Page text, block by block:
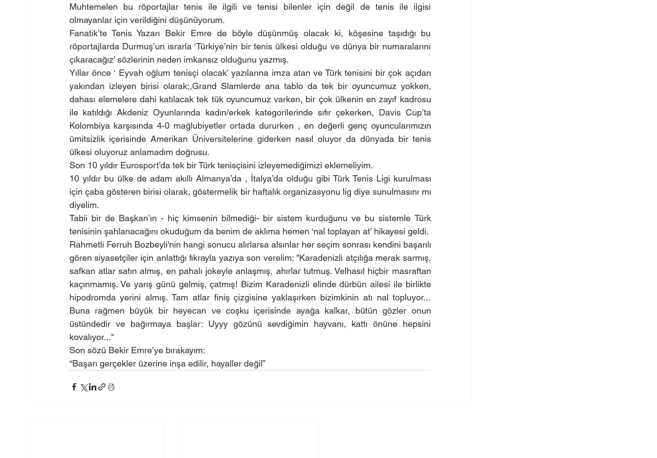
Muhtemelen bu röportajlar tenis ile ilgili ve tenisi bilenler için değil de tenis ile ilgisi
olmayanlar için verildiğini düşünüyorum.
Fanatik’te Tenis Yazarı Bekir Emre de böyle düşünmüş olacak ki, köşesine taşıdığı bu
röportajlarda Durmuş’un ısrarla ‘Türkiye’nin bir tenis ülkesi olduğu ve dünya bir numaralarını
çıkaracağız’ sözlerinin neden imkansız olduğunu yazmış.
Yıllar önce ‘ Eyvah oğlum tenisçi olacak’ yazılarına imza atan ve Türk tenisini bir çok açıdan
yakından izleyen birisi olarak;,Grand Slamlerde ana tablo da tek bir oyuncumuz yokken,
dahası elemelere dahi katılacak tek tük oyuncumuz varken, bir çok ülkenin en zayıf kadrosu
ile katıldığı Akdeniz Oyunlarında kadın/erkek kategorilerinde sıfır çekerken, Davis Cup’ta
Kolombiya karşısında 4-0 mağlubiyetler ortada dururken , en değerli genç oyuncularımızın
ümitsizlik içerisinde Amerikan Üniversitelerine giderken nasıl oluyor da dünyada bir tenis
ülkesi oluyoruz anlamadım doğrusu.
Son 10 yıldır Eurosport’da tek bir Türk tenisçisini izleyemediğimizi eklemeliyim.
10 yıldır bu ülke de adam akıllı Almanya’da , İtalya’da olduğu gibi Türk Tenis Ligi kurulması
için çaba gösteren birisi olarak, göstermelik bir haftalık organizasyonu lig diye sunulmasını mı
diyelim.
Tabii bir de Başkan’ın - hiç kimsenin bilmediği- bir sistem kurduğunu ve bu sistemle Türk
tenisinin şahlanacağını okuduğum da benim de aklıma hemen ‘nal toplayan at’ hikayesi geldi.
Rahmetli Ferruh Bozbeyli'nin hangi sonucu alırlarsa alsınlar her seçim sonrası kendini başarılı
gören siyasetçiler için anlattığı fıkrayla yazıya son verelim: "Karadenizli atçılığa merak sarmış,
safkan atlar satın almış, en pahalı jokeyle anlaşmış, ahırlar tutmuş. Velhasıl hiçbir masraftan
kaçınmamış. Ve yarış günü gelmiş, çatmış! Bizim Karadenizli elinde dürbün ailesi ile birlikte
hipodromda yerini almış. Tam atlar finiş çizgisine yaklaşırken bizimkinin atı nal topluyor...
Buna rağmen büyük bir heyecan ve coşku içerisinde ayağa kalkar, bütün gözler onun
üstündedir ve bağırmaya başlar: Uyyy gözünü sevdiğimin hayvanı, kattı önüne hepsini
kovalıyor..."
Son sözü Bekir Emre’ye bırakayım:
“Başarı gerçekler üzerine inşa edilir, hayaller değil”